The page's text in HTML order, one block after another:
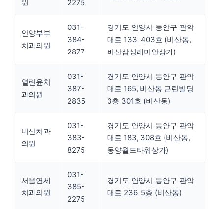
원
2275
안양부부
치과의원
031-
384-
2877
경기도 안양시 동안구 관악
대로 133, 403호 (비산동,
비산삼성레미안상가)
열린윤치
과의원
031-
387-
2835
경기도 안양시 동안구 관악
대로 165, 비산동 근린빌딩
3층 301호 (비산동)
비산치과
의원
031-
383-
8275
경기도 안양시 동안구 관악
대로 183, 308호 (비산동,
동양월드타워상가)
서울연세
치과의원
031-
385-
2275
경기도 안양시 동안구 관악
대로 236, 5층 (비산동)